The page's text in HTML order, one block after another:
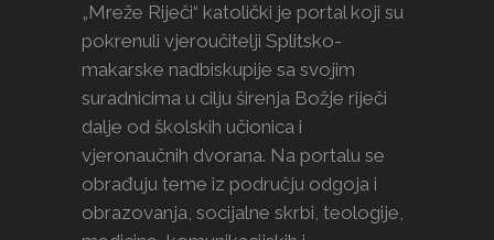
„Mreže Riječi“ katolički je portal koji su
pokrenuli vjeroučitelji Splitsko-
makarske nadbiskupije sa svojim
suradnicima u cilju širenja Božje riječi
dalje od školskih učionica i
vjeronaučnih dvorana. Na portalu se
obrađuju teme iz području odgoja i
obrazovanja, socijalne skrbi, teologije,